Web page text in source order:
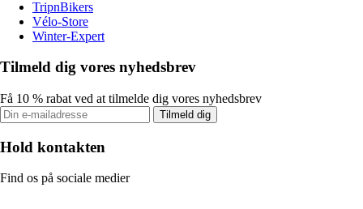
TripnBikers
Vélo-Store
Winter-Expert
Tilmeld dig vores nyhedsbrev
Få 10 % rabat ved at tilmelde dig vores nyhedsbrev
Tilmeld dig
Hold kontakten
Find os på sociale medier